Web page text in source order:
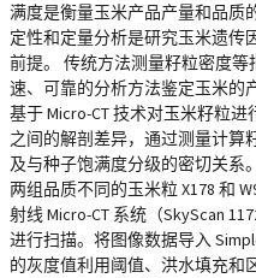
满度是衡量玉米产品产量和品质
定性和定量分析是研究玉米遗传
前提。 传统方法测量籽粒密度
速、可靠的分析方法鉴定玉米的
基于 Micro-CT 技术对玉米籽粒
之间的解剖差异，通过测量计算
及与种子饱满度分级的密切关系
两组品质不同的玉米粒 X178 和
射线 Micro-CT 系统（SkyScan
进行扫描。将图像数据导入
的灰度值利用阈值、洪水填充和